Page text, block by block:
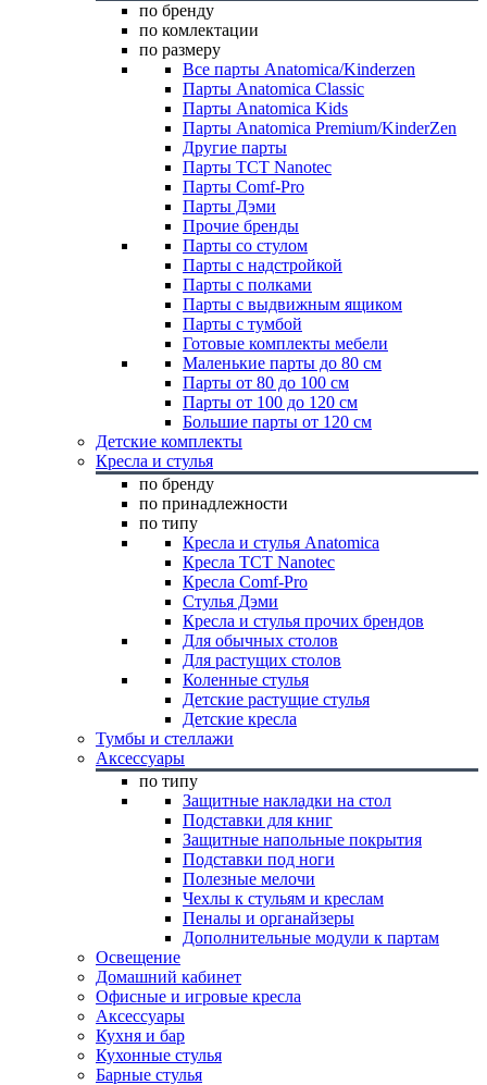
по бренду
по комлектации
по размеру
Все парты Anatomica/Kinderzen
Парты Anatomica Classic
Парты Anatomica Kids
Парты Anatomica Premium/KinderZen
Другие парты
Парты TCT Nanotec
Парты Comf-Pro
Парты Дэми
Прочие бренды
Парты со стулом
Парты с надстройкой
Парты с полками
Парты с выдвижным ящиком
Парты с тумбой
Готовые комплекты мебели
Маленькие парты до 80 см
Парты от 80 до 100 см
Парты от 100 до 120 см
Большие парты от 120 см
Детские комплекты
Кресла и стулья
по бренду
по принадлежности
по типу
Кресла и стулья Anatomica
Кресла TCT Nanotec
Кресла Comf-Pro
Стулья Дэми
Кресла и стулья прочих брендов
Для обычных столов
Для растущих столов
Коленные стулья
Детские растущие стулья
Детские кресла
Тумбы и стеллажи
Аксессуары
по типу
Защитные накладки на стол
Подставки для книг
Защитные напольные покрытия
Подставки под ноги
Полезные мелочи
Чехлы к стульям и креслам
Пеналы и органайзеры
Дополнительные модули к партам
Освещение
Домашний кабинет
Офисные и игровые кресла
Аксессуары
Кухня и бар
Кухонные стулья
Барные стулья